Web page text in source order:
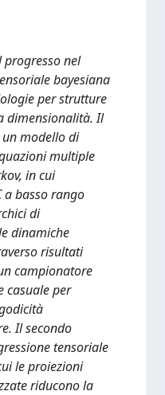
progresso nel
bayesiana
per strutture
dimensionalità. Il
modello di
multiple
in cui
a basso rango
di
dinamiche
risultati
campionatore
casuale per
Il secondo
tensoriale
le proiezioni
riducono la